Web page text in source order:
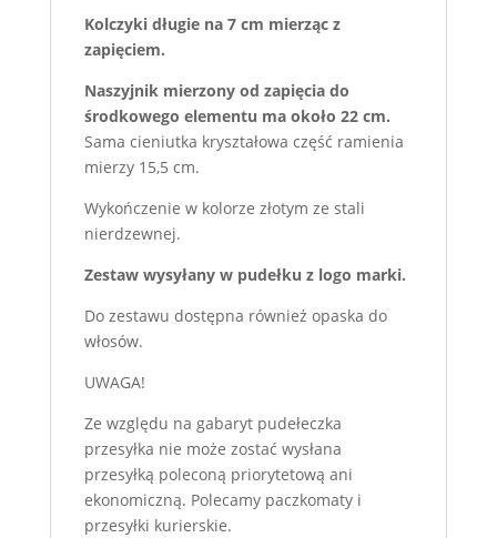
Kolczyki długie na 7 cm mierząc z
zapięciem.
Naszyjnik mierzony od zapięcia do
środkowego elementu ma około 22 cm.
Sama cieniutka kryształowa część ramienia
mierzy 15,5 cm.
Wykończenie w kolorze złotym ze stali
nierdzewnej.
Zestaw wysyłany w pudełku z logo marki.
Do zestawu dostępna również opaska do
włosów.
UWAGA!
Ze względu na gabaryt pudełeczka
przesyłka nie może zostać wysłana
przesyłką poleconą priorytetową ani
ekonomiczną. Polecamy paczkomaty i
przesyłki kurierskie.